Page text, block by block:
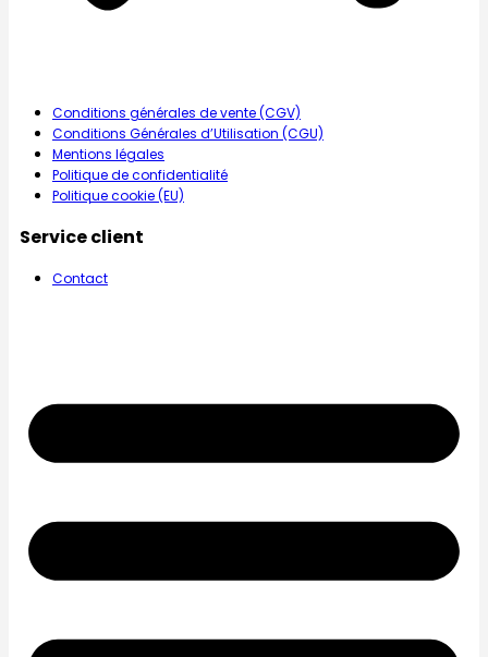
Conditions générales de vente (CGV)
Conditions Générales d’Utilisation (CGU)
Mentions légales
Politique de confidentialité
Politique cookie (EU)
Service client
Contact